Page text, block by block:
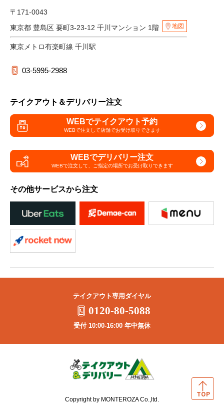
〒171-0043
東京都 豊島区 要町3-23-12 千川マンション 1階
地図
東京メトロ有楽町線 千川駅
03-5995-2988
テイクアウト＆デリバリー注文
WEBでテイクアウト予約
WEBで注文して店舗でお受け取りできます
WEBでデリバリー注文
WEBで注文して、 ご指定の場所でお受け取りできます
その他サービスから注文
テイクアウト専用ダイヤル
0120-80-5088
受付 10:00-16:00 年中無休
Copyright by MONTEROZA Co.,ltd.